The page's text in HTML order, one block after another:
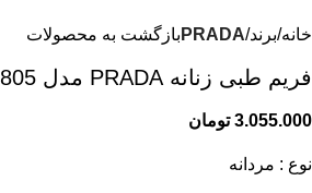
خانه برند PRADA بازگشت به محصولات
فریم طبی زنانه PRADA مدل P8805
3.055.000 تومان
نوع : مردانه